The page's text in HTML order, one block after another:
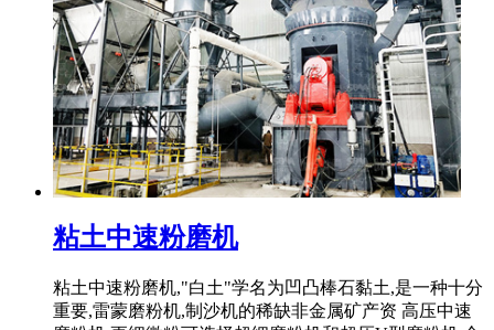
粘土中速粉磨机
粘土中速粉磨机,"白土"学名为凹凸棒石黏土,是一种十分
重要,雷蒙磨粉机,制沙机的稀缺非金属矿产资 高压中速